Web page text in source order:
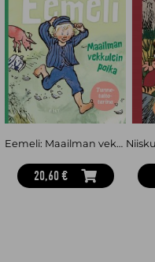
Eemeli: Maailman vekkulein poika
20,60 €